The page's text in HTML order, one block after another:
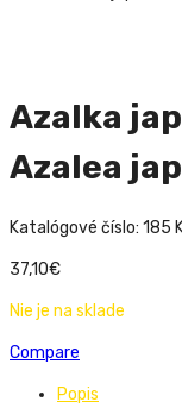
Azalka
Azalea
Katalógové číslo: 185
37,10€
Nie je na sklade
Compare
Popis